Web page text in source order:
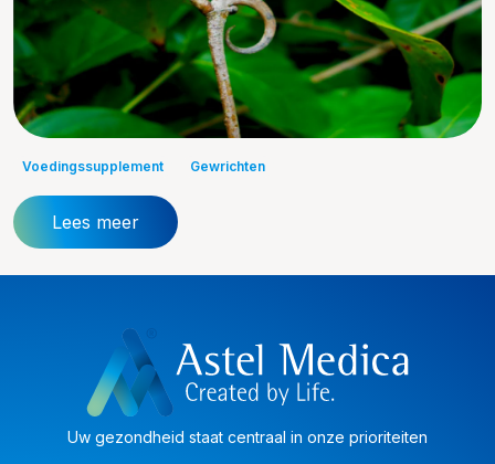
Voedingssupplement Gewrichten
Lees meer
Uw gezondheid staat centraal in onze prioriteiten